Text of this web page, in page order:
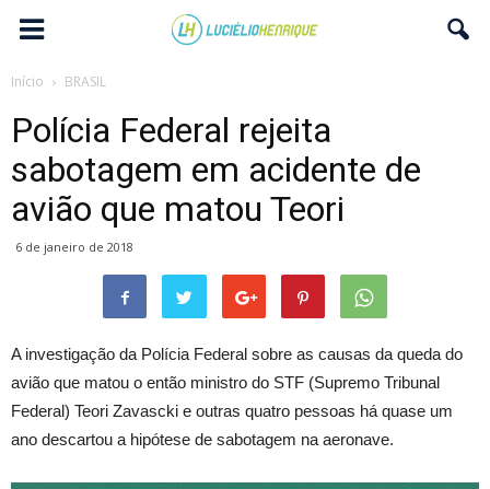
Início BRASIL
Polícia Federal rejeita
sabotagem em acidente de
avião que matou Teori
6 de janeiro de 2018
A investigação da Polícia Federal sobre as causas da queda do
avião que matou o então ministro do STF (Supremo Tribunal
Federal) Teori Zavascki e outras quatro pessoas há quase um
ano descartou a hipótese de sabotagem na aeronave.